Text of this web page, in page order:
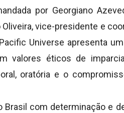
por Georgiano
vice-presidente e
Universe apresenta
valores éticos de
oratória e o
com determinação e